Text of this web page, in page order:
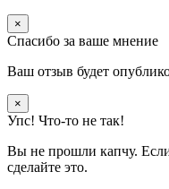
×
Спасибо за ваше мнение
Ваш отзыв будет
×
Упс! Что-то не так!
Вы не прошли капчу.
сделайте это.